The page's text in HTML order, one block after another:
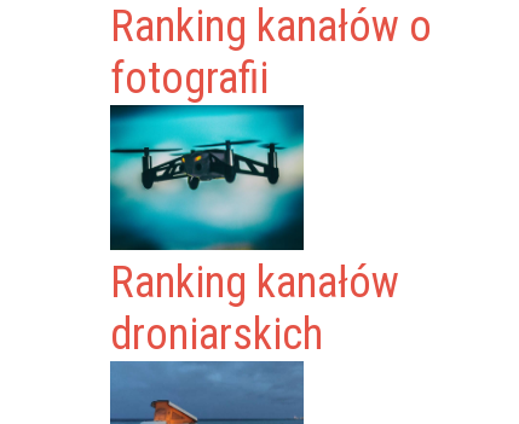
Ranking kanałów o
fotografii
Ranking kanałów
droniarskich